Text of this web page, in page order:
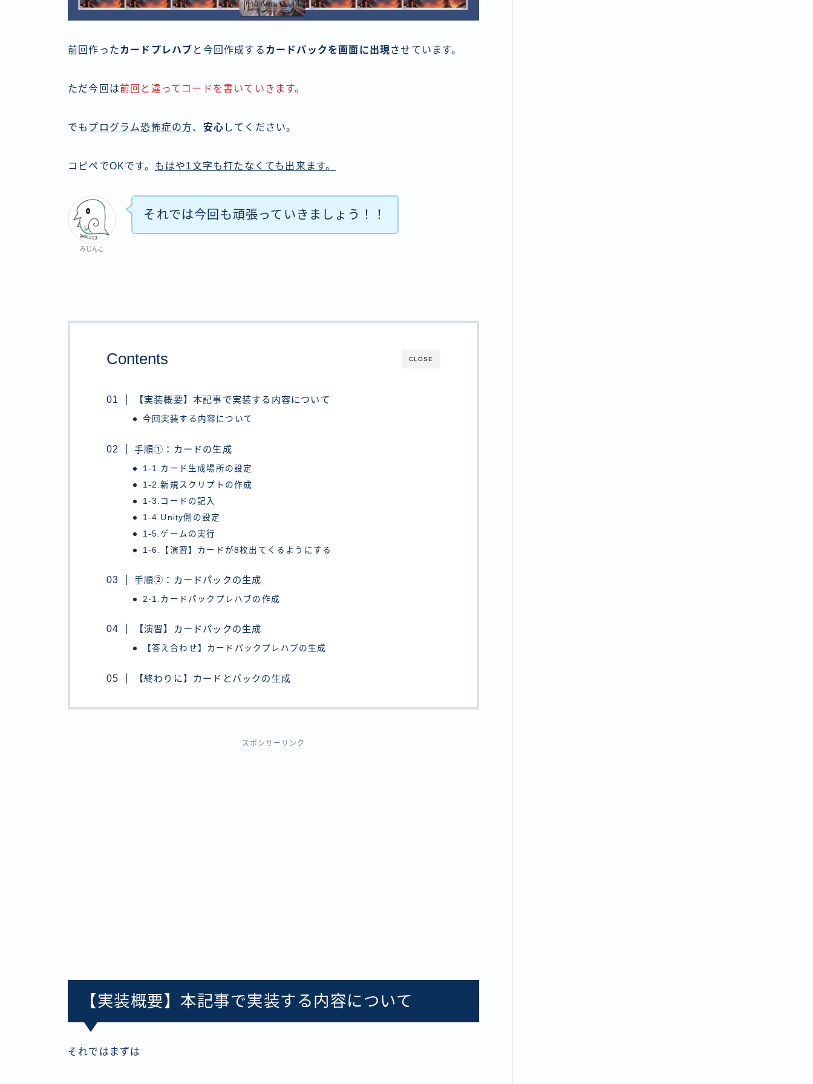
前回作ったカードプレハブ と今回作成する カードパックを画面に出現させています。
ただ今回は前回と違ってコードを書いていきます。
でも プログラム恐怖症の方、 安心 してください。
コピペでOKです。 もはや1文字も打たなくても出来ます。
みじんこ
それでは今回も頑張っていきましょう！！
CLOSE
Contents
【実装概要】本記事で実装する内容について
今回実装する内容について
手順①：カードの生成
1-1.カード生成場所の設定
1-2.新規スクリプトの作成
1-3.コードの記入
1-4.Unity側の設定
1-5.ゲームの実行
1-6.【演習】カードが8枚出てくるようにする
手順②：カードパックの生成
2-1.カードパックプレハブの作成
【演習】カードパックの生成
【答え合わせ】カードパックプレハブの生成
【終わりに】カードとパックの生成
スポンサーリンク
【実装概要】本記事で実装する内容について
それではまずは